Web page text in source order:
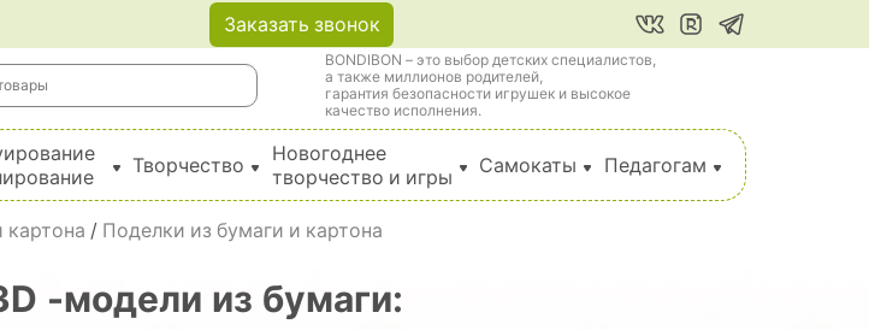
Заказать звонок
BONDIBON – это выбор детских специалистов,
а также миллионов родителей,
гарантия безопасности игрушек и высокое
качество исполнения.
Творчество
Новогоднее
творчество и игры
Самокаты Педагогам
картона / Поделки из бумаги и картона
-модели из бумаги: